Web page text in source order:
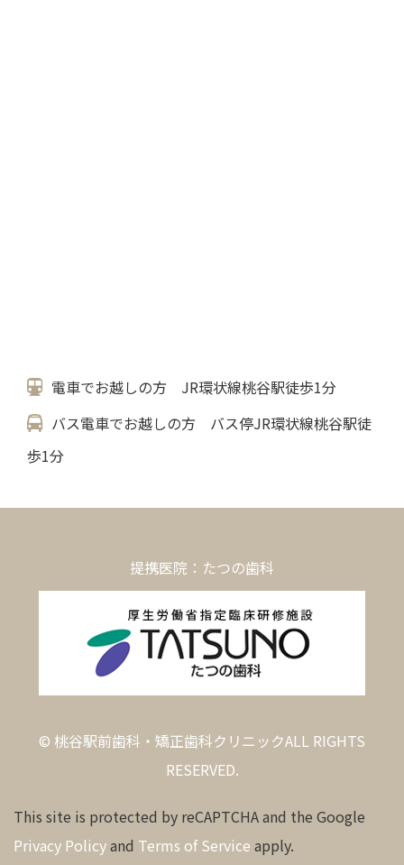
電車でお越しの方 JR環状線桃谷駅徒歩1分
バス電車でお越しの方 バス停JR環状線桃谷駅徒
歩1分
提携医院：たつの歯科
© 桃谷駅前歯科・矯正歯科クリニックALL RIGHTS
RESERVED.
This site is protected by reCAPTCHA and the Google
Privacy Policyand Terms of Service apply.